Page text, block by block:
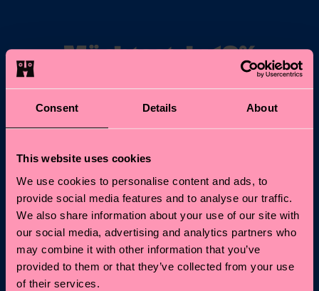
Consent Details About
This website uses cookies
We use cookies to personalise content and ads, to
provide social media features and to analyse our traffic.
We also share information about your use of our site with
our social media, advertising and analytics partners who
may combine it with other information that you’ve
provided to them or that they’ve collected from your use
of their services.
Möchtest du 10%
Rabatt auf deine
erste Bestellung
erhalten?
Abonniere unseren Happy Socks Updates und erhalte
10% Rabatt* sowie die neuesten Informationen &
Angebote.
Anmelden
*Kann nicht mit anderen Angeboten, Limited/Special Editions
oder Sale Produkten kombiniert werden. Mit der Registrierung